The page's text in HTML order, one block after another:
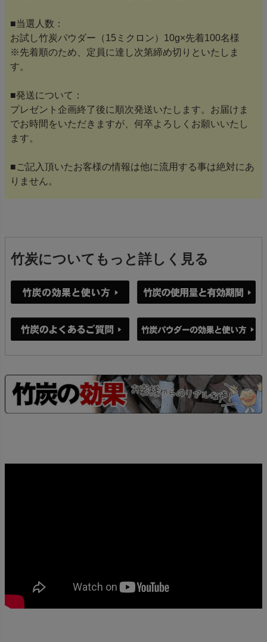
■当選人数：
お試し竹炭パウダー（15ミクロン）10g×先着100名様
※先着順のため、定員に達し次第締め切りといたしま
す。
■発送について：
プレゼント企画終了後に順次発送いたします。お届けま
でお時間をいただきますが、何卒よろしくお願いいたし
ます。
■ご記入頂いたお客様の情報は他に流用する事は絶対にあ
りません。
竹炭についてもっと詳しく見る